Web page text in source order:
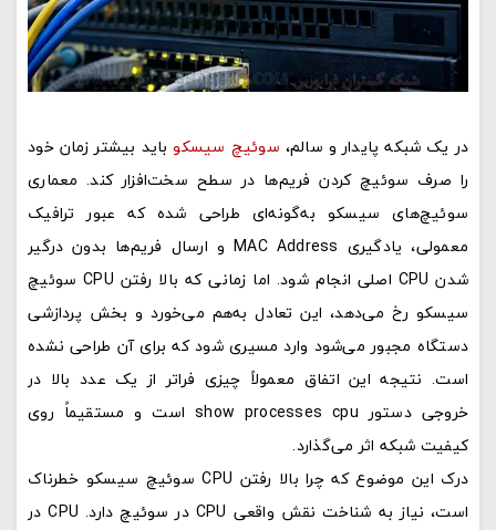
در یک شبکه پایدار و سالم، سوئیچ سیسکوباید بیشتر زمان خود
را صرف سوئیچ کردن فریم‌ها در سطح سخت‌افزار کند. معماری
سوئیچ‌های سیسکو به‌گونه‌ای طراحی شده که عبور ترافیک
معمولی، یادگیری MAC Address و ارسال فریم‌ها بدون درگیر
شدن CPU اصلی انجام شود. اما زمانی که بالا رفتن CPU سوئیچ
سیسکو رخ می‌دهد، این تعادل به‌هم می‌خورد و بخش پردازشی
دستگاه مجبور می‌شود وارد مسیری شود که برای آن طراحی نشده
است. نتیجه این اتفاق معمولاً چیزی فراتر از یک عدد بالا در
خروجی دستور show processes cpu است و مستقیماً روی
کیفیت شبکه اثر می‌گذارد.
درک این موضوع که چرا بالا رفتن CPU سوئیچ سیسکو خطرناک
است، نیاز به شناخت نقش واقعی CPU در سوئیچ دارد. CPU در